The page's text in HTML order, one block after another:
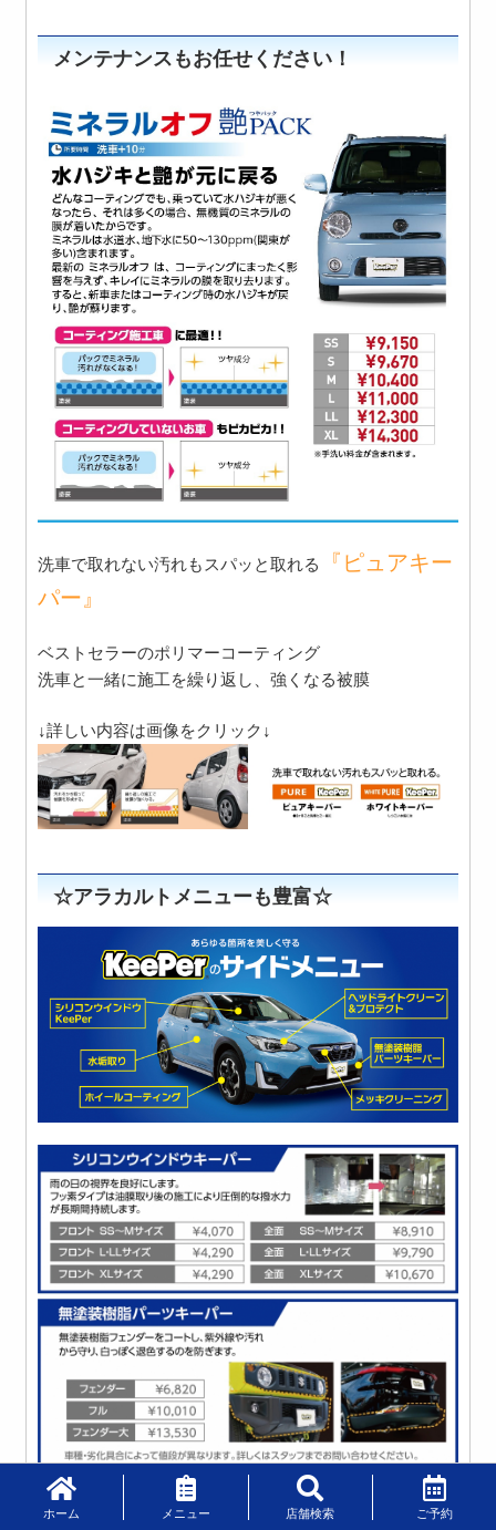
メンテナンスもお任せください！
洗車で取れない汚れもスパッと取れる
『ピュアキー
パー』
ベストセラーのポリマーコーティング
洗車と一緒に施工を繰り返し、強くなる被膜
↓詳しい内容は画像をクリック↓
☆アラカルトメニューも豊富☆
ホーム メニュー 店舗検索 ご予約